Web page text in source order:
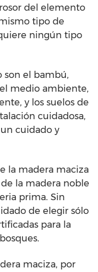
del elemento
tipo de
ningún tipo
son el bambú,
medio ambiente,
y los suelos de
cuidadosa,
cuidado y
la madera maciza
la madera noble
prima. Sin
de elegir sólo
para la
maciza, por